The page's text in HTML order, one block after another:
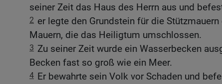
seiner Zeit das Haus des Herrn aus und
2 er legte den Grundstein für die
Mauern, die das Heiligtum umschlossen.
3 Zu seiner Zeit wurde ein Wasserbecken
Becken fast so groß wie ein Meer.
4 Er bewahrte sein Volk vor Schaden und